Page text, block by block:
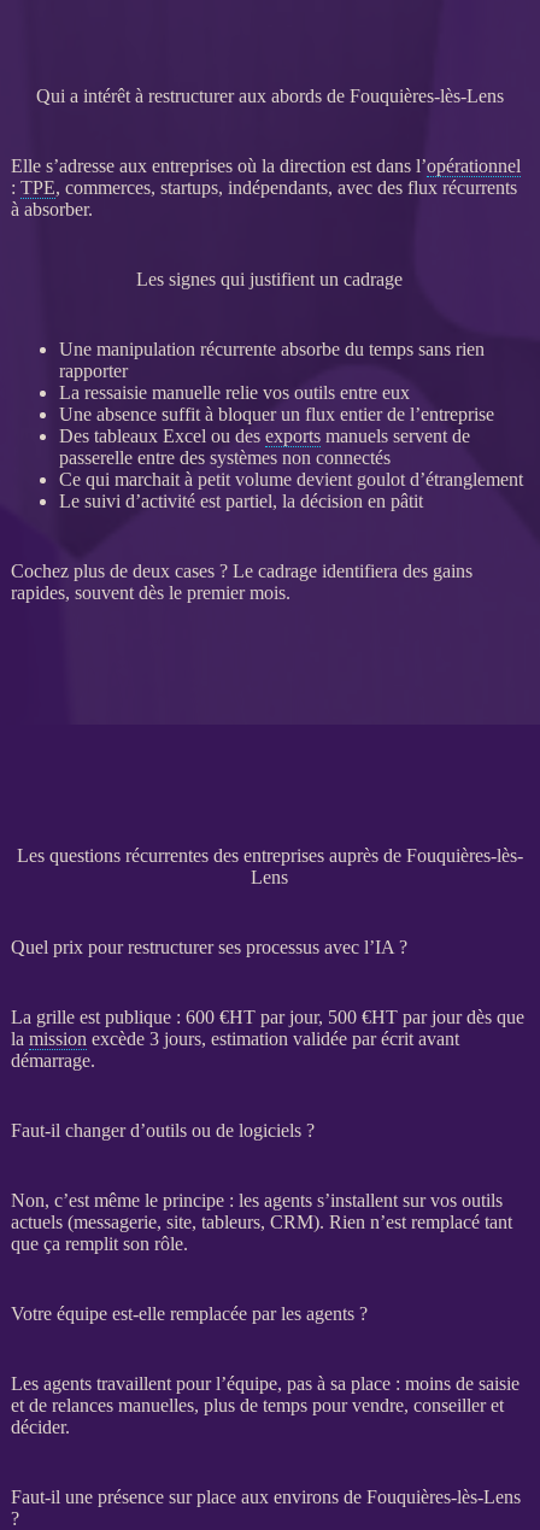
Qui a intérêt à restructurer aux abords de Fouquières-lès-Lens
Elle s’adresse aux entreprises où la direction est dans l’opérationnel
: TPE, commerces, startups, indépendants, avec des fluxrécurrents
à absorber.
Les signes qui justifient un cadrage
Une manipulation récurrente absorbe du temps sans rien
rapporter
La ressaisie manuelle relie vos outils entre eux
Une absence suffit à bloquer un fluxentier de l’entreprise
Des tableaux Excel ou des exportsmanuels servent de
passerelle entre des systèmes non connectés
Ce qui marchait à petit volume devient goulot d’étranglement
Le suivi d’activité est partiel, la décision en pâtit
Cochez plus de deux cases ? Le cadrageidentifiera des gains
rapides, souvent dès le premier mois.
Les questions récurrentes des entreprises auprès de Fouquières-lès-
Lens
Quel prix pour restructurer ses processus avec l’IA ?
La grille est publique : 600 €HTpar jour, 500 €HTpar jour dès que
la mission excède 3 jours, estimation validée par écrit avant
démarrage.
Faut-il changer d’outils ou de logiciels ?
Non, c’est même le principe : les agentss’installent sur vos outils
actuels (messagerie, site, tableurs, CRM). Rien n’est remplacé tant
que ça remplit son rôle.
Votre équipe est-elle remplacée par les agents ?
Les agentstravaillent pour l’équipe, pas à sa place : moins de saisie
et de relancesmanuelles, plus de temps pour vendre, conseiller et
décider.
Faut-il une présence sur place aux environs de Fouquières-lès-Lens
?